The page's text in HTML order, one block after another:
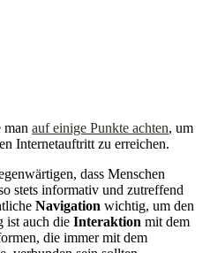
man auf einige Punkte achten, um
Internetauftritt zu erreichen.
dass Menschen
stets informativ und zutreffend
Navigation wichtig, um den
ist auch die Interaktion mit dem
die immer mit dem